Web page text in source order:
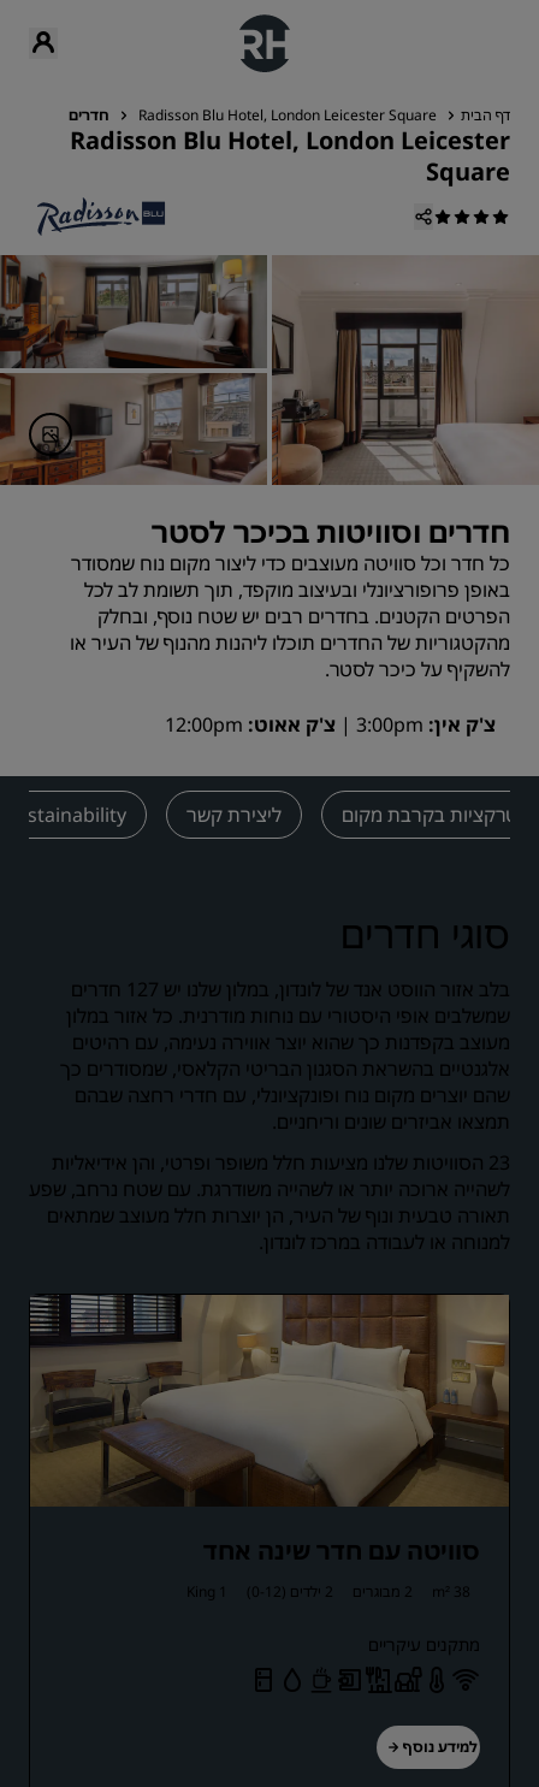
דף הבית Radisson Blu Hotel, London Leicester Square חדרים
Radisson Blu Hotel, London Leicester
Square
חדרים וסוויטות בכיכר לסטר
כל חדר וכל סוויטה מעוצבים כדי ליצור מקום נוח שמסודר
באופן פרופורציונלי ובעיצוב מוקפד, תוך תשומת לב לכל
הפרטים הקטנים. בחדרים רבים יש שטח נוסף, ובחלק
מהקטגוריות של החדרים תוכלו ליהנות מהנוף של העיר או
להשקיף על כיכר לסטר.
צ'ק אין 3:00pm צ'ק אאוט 12:00pm
אטרקציות בקרבת מקום ליצירת קשר Sustainability
סוגי חדרים
בלב אזור הווסט אנד של לונדון, במלון שלנו יש 127 חדרים
שמשלבים אופי היסטורי עם נוחות מודרנית. כל אזור במלון
מעוצב בקפדנות כך שהוא יוצר אווירה נעימה, עם רהיטים
אלגנטיים בהשראת הסגנון הבריטי הקלאסי, שמסודרים כך
שהם יוצרים מקום נוח ופונקציונלי, עם חדרי רחצה שבהם
תמצאו אביזרים שונים וריחניים.
23 הסוויטות שלנו מציעות חלל משופר ופרטי, והן אידיאליות
לשהייה ארוכה יותר או לשהייה משודרגת. עם שטח נרחב, שפע
תאורה טבעית ונוף של העיר, הן יוצרות חלל מעוצב שמתאים
למנוחה או לעבודה במרכז לונדון.
סוויטה עם חדר שינה אחד
38 m² 2 מבוגרים 2 ילדים (0-12) 1 King
מתקנים עיקריים
למידע נוסף